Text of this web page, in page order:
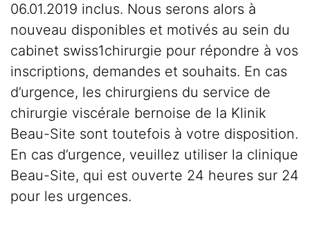
06.01.2019 inclus. Nous serons alors à
nouveau disponibles et motivés au sein du
cabinet swiss1chirurgie pour répondre à vos
inscriptions, demandes et souhaits. En cas
d’urgence, les chirurgiens du service de
chirurgie viscérale bernoise de la Klinik
Beau-Site sont toutefois à votre disposition.
En cas d’urgence, veuillez utiliser la clinique
Beau-Site, qui est ouverte 24 heures sur 24
pour les urgences.